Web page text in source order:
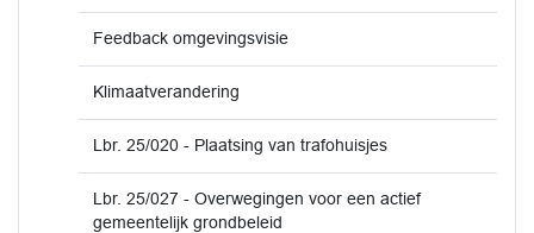
Feedback omgevingsvisie
Klimaatverandering
Lbr. 25/020 - Plaatsing van trafohuisjes
Lbr. 25/027 - Overwegingen voor een actief
gemeentelijk grondbeleid